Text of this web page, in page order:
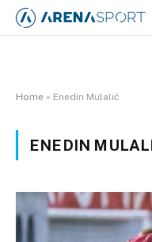
Home » Enedin Mulalić
ENEDIN